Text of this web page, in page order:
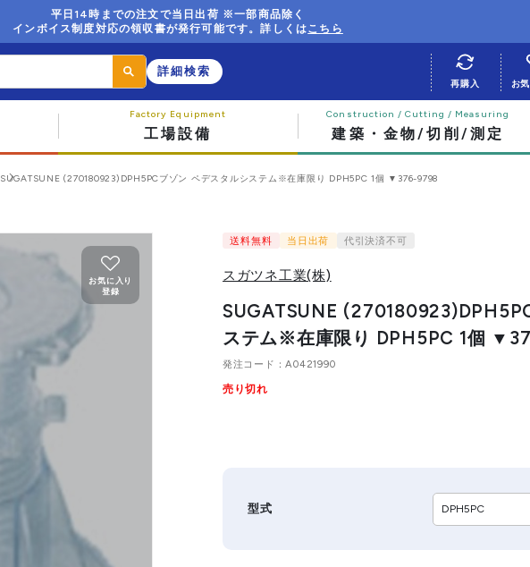
平日14時までの注文で当日出荷 ※一部商品除く
インボイス制度対応の領収書が発行可能です。詳しくはこちら
詳細検索
工場設備 建築・金物/切削/測定
再購入 お
SUGATSUNE (270180923)DPH5PCブゾン ペデスタルシステム※在庫限り DPH5PC 1個 ▼376-9798
お気に入り
登録
送料無料 当日出荷 代引決済不可
スガツネ工業(株)
SUGATSUNE
ステム※在庫限り DPH5PC 1個
発注コード
A0421990
売り切れ
型式